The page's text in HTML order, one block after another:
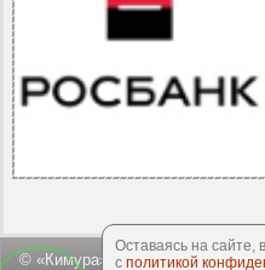
© «Кимура», 2003-2026
Оставаясь на сайте,
с политикой